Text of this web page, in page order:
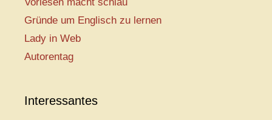
Gründe um Englisch zu lernen
Lady in Web
Autorentag
Interessantes